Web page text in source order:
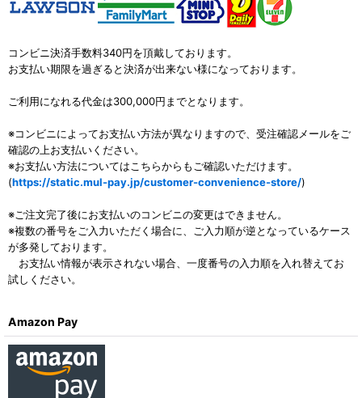
コンビニ決済手数料340円を頂戴しております。
お支払い期限を過ぎると決済が出来ない様になっております。
ご利用になれる代金は300,000円までとなります。
※コンビニによってお支払い方法が異なりますので、受注確認メールをご
確認の上お支払いください。
※お支払い方法についてはこちらからもご確認いただけます。
(https://static.mul-pay.jp/customer-convenience-store/)
※ご注文完了後にお支払いのコンビニの変更はできません。
※複数の番号をご入力いただく場合に、ご入力順が逆となっているケース
が多発しております。
お支払い情報が表示されない場合、一度番号の入力順を入れ替えてお
試しください。
Amazon Pay